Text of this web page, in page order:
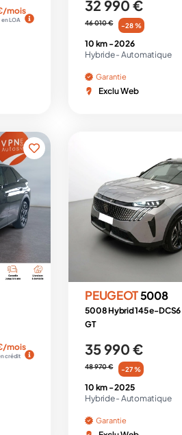
mois
en LOA
32 990 €
46 010 € -28 %
10 km -2026
Hybride - Automatique
Garantie
Exclu Web
mois
crédit
PEUGEOT5008
5008 Hybrid 145 e-DCS6
GT
35 990 €
48 970 € -27 %
10 km -2025
Hybride - Automatique
Garantie